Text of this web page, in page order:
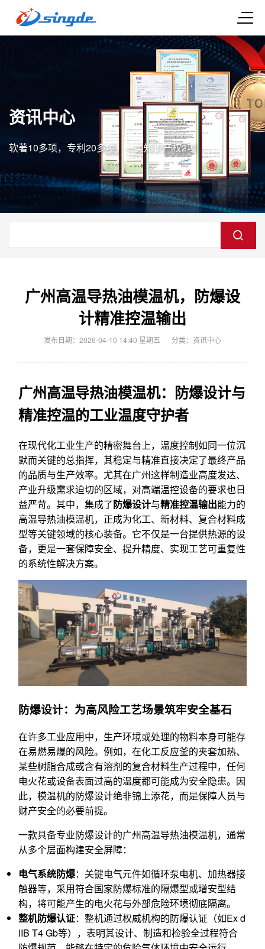
资讯中心
软著10多项，专利20多项，一类知识产权2项
广州高温导热油模温机，防爆设
计精准控温输出
发布日期：2026-04-10 14:40 星期五 分类： 资讯中心
广州高温导热油模温机：防爆设计与
精准控温的工业温度守护者
在现代化工业生产的精密舞台上，温度控制如同一位沉
默而关键的总指挥，其稳定与精准直接决定了最终产品
的品质与生产效率。尤其在广州这样制造业高度发达、
产业升级需求迫切的区域，对高端温控设备的要求也日
益严苛。其中，集成了防爆设计与精准控温输出能力的
高温导热油模温机，正成为化工、新材料、复合材料成
型等关键领域的核心装备。它不仅是一台提供热源的设
备，更是一套保障安全、提升精度、实现工艺可重复性
的系统性解决方案。
防爆设计：为高风险工艺场景筑牢安全基石
在许多工业应用中，生产环境或处理的物料本身可能存
在易燃易爆的风险。例如，在化工反应釜的夹套加热、
某些树脂合成或含有溶剂的复合材料生产过程中，任何
电火花或设备表面过高的温度都可能成为安全隐患。因
此，模温机的防爆设计绝非锦上添花，而是保障人员与
财产安全的必要前提。
一款具备专业防爆设计的广州高温导热油模温机，通常
从多个层面构建安全屏障：
电气系统防爆：关键电气元件如循环泵电机、加热器接
触器等，采用符合国家防爆标准的隔爆型或增安型结
构，将可能产生的电火花与外部危险环境彻底隔离。
整机防爆认证：整机通过权威机构的防爆认证（如Ex d
IIB T4 Gb等），表明其设计、制造和检验全过程符合